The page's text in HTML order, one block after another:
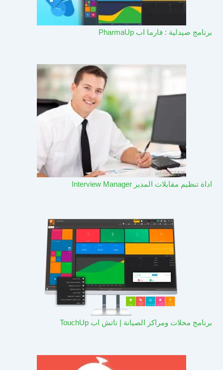
برنامج صيدلية : فارما اب PharmaUp​
اداة تنظيم مقابلات المدير Interview Manager
برنامج محلات ومراكز الصيانة | تاتش اب TouchUp